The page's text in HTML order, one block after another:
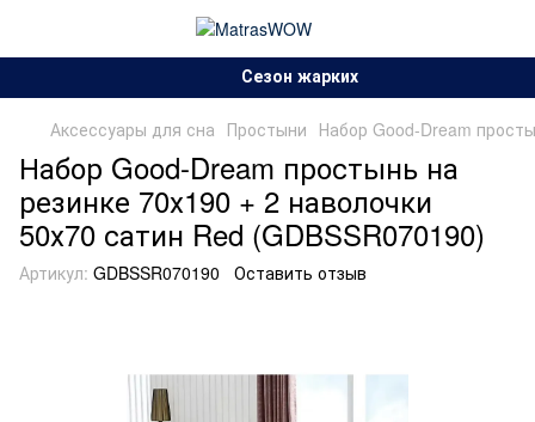
Сезон жарких скидок!.
Аксессуары для сна Простыни Набор Good-Dream
Набор Good-Dream простынь на
резинке 70х190 + 2 наволочки
50х70 сатин Red (GDBSSR070190)
Артикул: GDBSSR070190 Оставить отзыв